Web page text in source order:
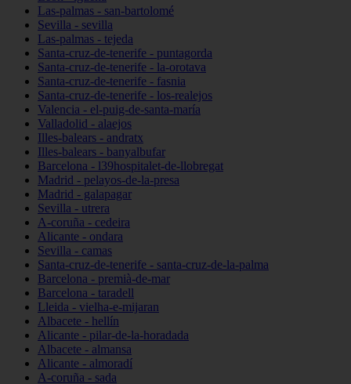
Las-palmas - san-bartolomé
Sevilla - sevilla
Las-palmas - tejeda
Santa-cruz-de-tenerife - puntagorda
Santa-cruz-de-tenerife - la-orotava
Santa-cruz-de-tenerife - fasnia
Santa-cruz-de-tenerife - los-realejos
Valencia - el-puig-de-santa-maría
Valladolid - alaejos
Illes-balears - andratx
Illes-balears - banyalbufar
Barcelona - l39hospitalet-de-llobregat
Madrid - pelayos-de-la-presa
Madrid - galapagar
Sevilla - utrera
A-coruña - cedeira
Alicante - ondara
Sevilla - camas
Santa-cruz-de-tenerife - santa-cruz-de-la-palma
Barcelona - premià-de-mar
Barcelona - taradell
Lleida - vielha-e-mijaran
Albacete - hellín
Alicante - pilar-de-la-horadada
Albacete - almansa
Alicante - almoradí
A-coruña - sada